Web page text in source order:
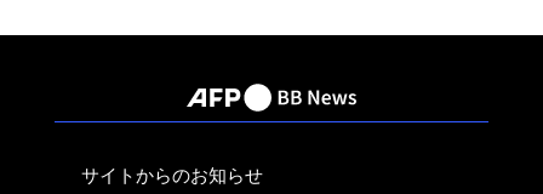
サイトからのお知らせ